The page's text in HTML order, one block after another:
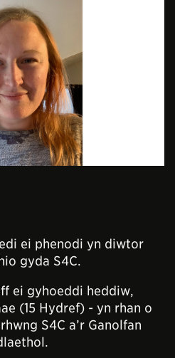
ei phenodi yn diwtor
gyda S4C.
ei gyhoeddi heddiw,
(15 Hydref) - yn rhan o
S4C a’r Ganolfan